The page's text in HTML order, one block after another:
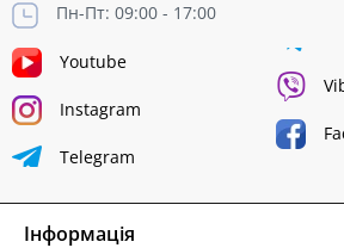
Пн-Пт: 09:00 - 17:00
Youtube
Instagram
Telegram
Інформація